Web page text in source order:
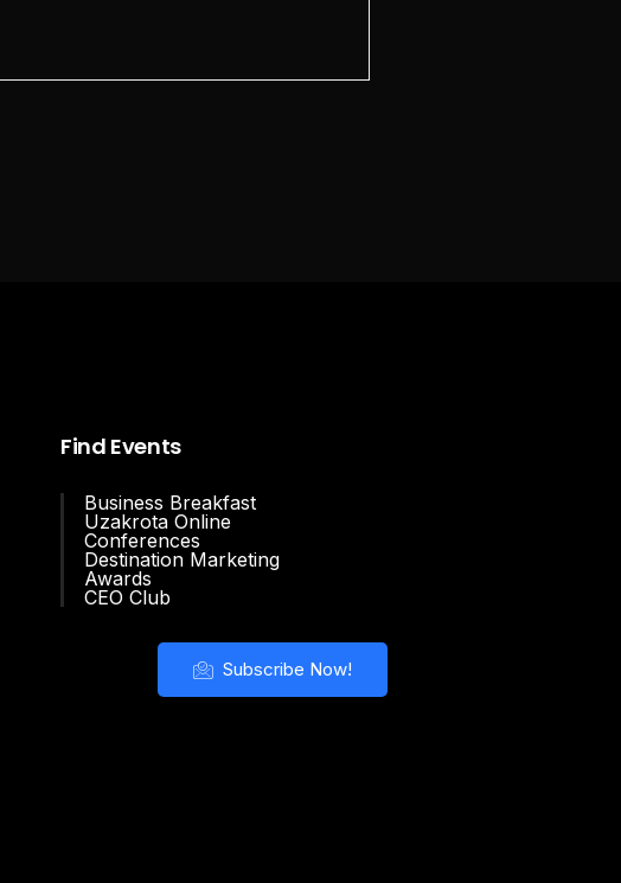
Find Events
Business Breakfast
Uzakrota Online
Conferences
Destination Marketing
Awards
CEO Club
Subscribe Now!